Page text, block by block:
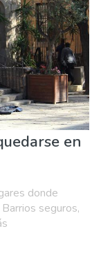
en
donde
seguros,